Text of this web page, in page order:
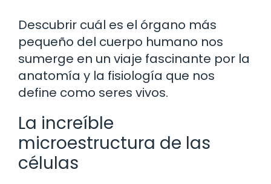
Descubrir cuál es el órgano más
pequeño del cuerpo humano nos
sumerge en un viaje fascinante por la
anatomía y la fisiología que nos
define como seres vivos.
La increíble
microestructura de las
células